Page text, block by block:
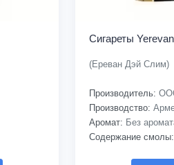
Сигареты
(Ереван Дэй Слим)
Производитель:
Производство:
Аромат: Без
Содержание смолы: